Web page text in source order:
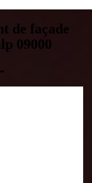
de façade
09000